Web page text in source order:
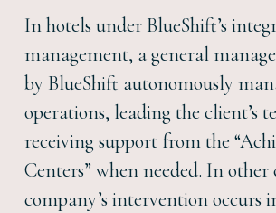
In hotels under BlueShift’s
management, a general
by BlueShift autonomously
operations, leading the client’s
receiving support from the
Centers” when needed. In other
company’s intervention occurs